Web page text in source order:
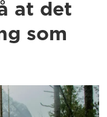
at det
som